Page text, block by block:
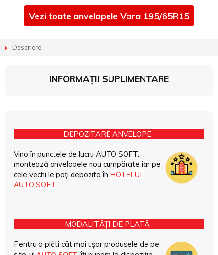
Vezi toate anvelopele Vara 195/65R15
Descriere
INFORMAȚII SUPLIMENTARE
DEPOZITARE ANVELOPE
Vino în punctele de lucru AUTO SOFT,
montează anvelopele nou cumpărate iar pe
cele vechi le poți depozita în HOTELUL
AUTO SOFT
MODALITĂȚI DE PLATĂ
Pentru a plăti cât mai ușor produsele de pe